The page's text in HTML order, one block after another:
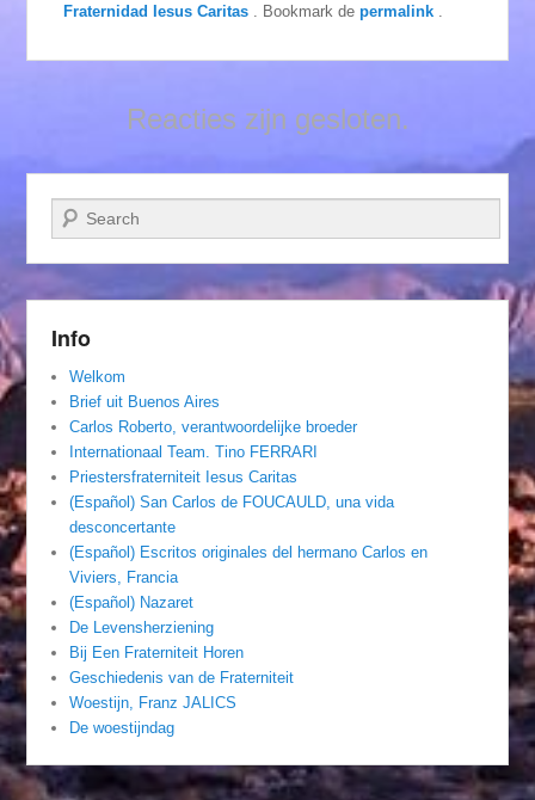
Fraternidad Iesus Caritas
. Bookmark depermalink
Reacties zijn gesloten.
Zoeken
Info
Welkom
Brief uit Buenos Aires
Carlos Roberto, verantwoordelijke broeder
Internationaal Team. Tino FERRARI
Priestersfraterniteit Iesus Caritas
(Español) San Carlos de FOUCAULD, una vida
desconcertante
(Español) Escritos originales del hermano Carlos en
Viviers, Francia
(Español) Nazaret
De Levensherziening
Bij Een Fraterniteit Horen
Geschiedenis van de Fraterniteit
Woestijn, Franz JALICS
De woestijndag